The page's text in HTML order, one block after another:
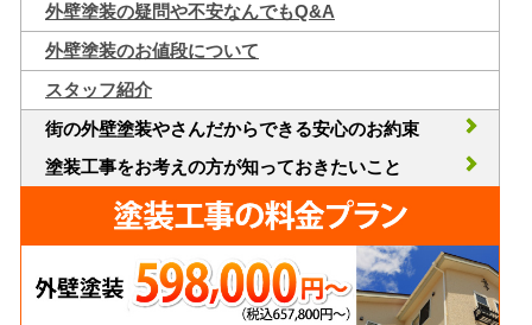
外壁塗装の疑問や不安なんでもQ&A
外壁塗装のお値段について
スタッフ紹介
街の外壁塗装やさんだからできる安心のお約束
塗装工事をお考えの方が知っておきたいこと